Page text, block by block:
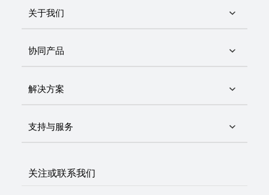
关于我们
协同产品
解决方案
支持与服务
关注或联系我们